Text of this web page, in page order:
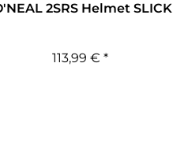
2SRS Helmet SLICK
113,99 € *